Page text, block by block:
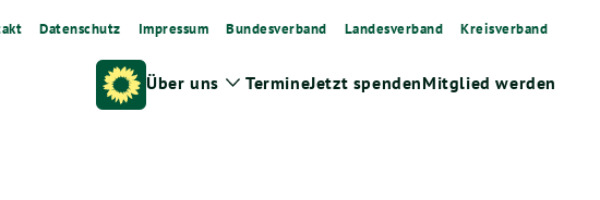
Datenschutz Impressum Bundesverband Landesverband Kreisverband
Über uns Zeige
TermineJetzt spendenMitglied werden